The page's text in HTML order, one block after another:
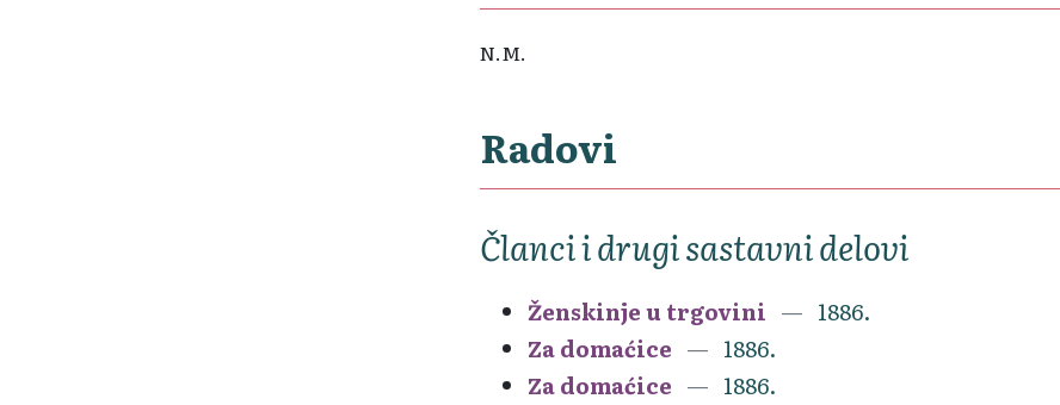
N.M.
Radovi
Članci i drugi sastavni delovi
Ženskinje u trgovini
1886.
Za domaćice
1886.
Za domaćice
1886.